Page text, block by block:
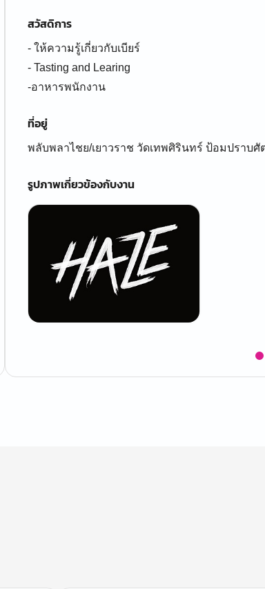
สวัสดิการ
- ให้ความรู้เกี่ยวกับเบียร์
- Tasting and Learing
-อาหารพนักงาน
ที่อยู่
พลับพลาไชย/เยาวราช วัดเทพศิรินทร์ ป้อมปราบ
รูปภาพเกี่ยวข้องกับงาน
of